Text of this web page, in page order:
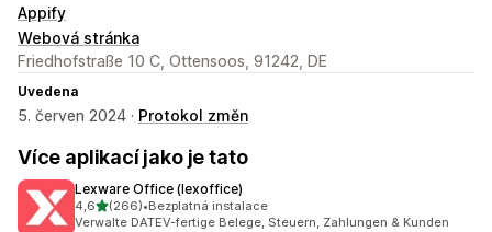
Appify
Webová stránka
Friedhofstraße 10 C, Ottensoos, 91242, DE
Uvedena
5. červen 2024 · Protokol změn
Více aplikací jako je tato
Lexware Office (lexoffice)
4,6z 5 hvězd
(266)
Celkový počet recenzí: 266
•Bezplatná instalace
Verwalte DATEV-fertige Belege, Steuern, Zahlungen & Kunden